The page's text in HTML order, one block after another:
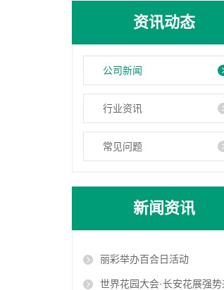
资讯动态
公司新闻
行业资讯
常见问题
新闻资讯
丽彩举办百合日活动
世界花园大会·长安花展强